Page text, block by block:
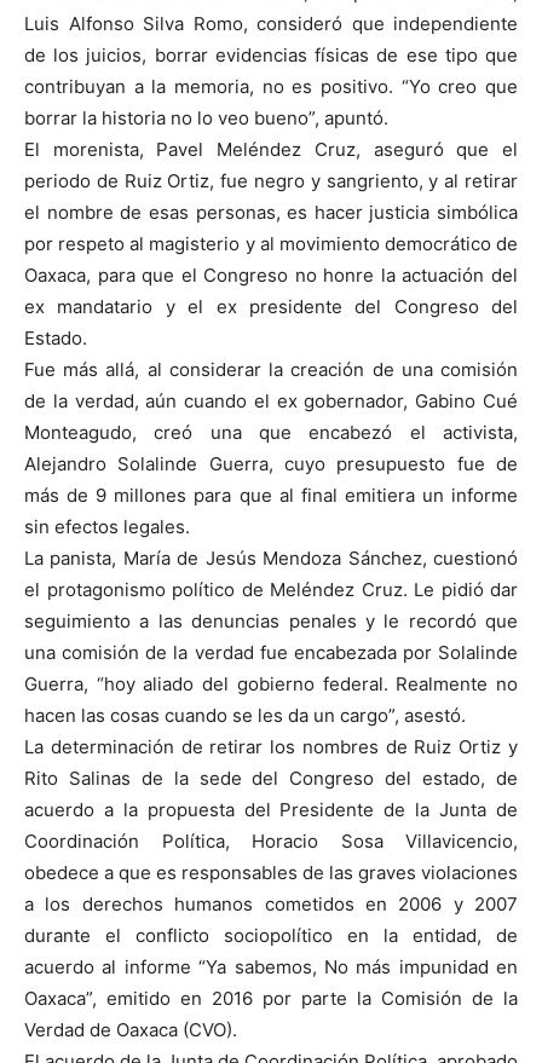
Luis Alfonso Silva Romo, consideró que independiente
de los juicios, borrar evidencias físicas de ese tipo que
contribuyan a la memoria, no es positivo. “Yo creo que
borrar la historia no lo veo bueno”, apuntó.
El morenista, Pavel Meléndez Cruz, aseguró que el
periodo de Ruiz Ortiz, fue negro y sangriento, y al retirar
el nombre de esas personas, es hacer justicia simbólica
por respeto al magisterio y al movimiento democrático de
Oaxaca, para que el Congreso no honre la actuación del
ex mandatario y el ex presidente del Congreso del
Estado.
Fue más allá, al considerar la creación de una comisión
de la verdad, aún cuando el ex gobernador, Gabino Cué
Monteagudo, creó una que encabezó el activista,
Alejandro Solalinde Guerra, cuyo presupuesto fue de
más de 9 millones para que al final emitiera un informe
sin efectos legales.
La panista, María de Jesús Mendoza Sánchez, cuestionó
el protagonismo político de Meléndez Cruz. Le pidió dar
seguimiento a las denuncias penales y le recordó que
una comisión de la verdad fue encabezada por Solalinde
Guerra, “hoy aliado del gobierno federal. Realmente no
hacen las cosas cuando se les da un cargo”, asestó.
La determinación de retirar los nombres de Ruiz Ortiz y
Rito Salinas de la sede del Congreso del estado, de
acuerdo a la propuesta del Presidente de la Junta de
Coordinación Política, Horacio Sosa Villavicencio,
obedece a que es responsables de las graves violaciones
a los derechos humanos cometidos en 2006 y 2007
durante el conflicto sociopolítico en la entidad, de
acuerdo al informe “Ya sabemos, No más impunidad en
Oaxaca”, emitido en 2016 por parte la Comisión de la
Verdad de Oaxaca (CVO).